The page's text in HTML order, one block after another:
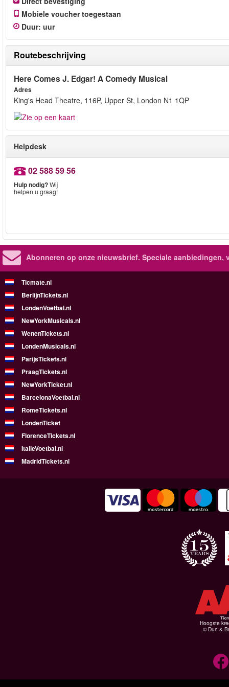
Mobiele voucher toegestaan
Duur: uur
Routebeschrijving
Here Comes J. Edgar! A Comedy Musical
Adres
King's Head Theatre, 116P, Upper St, London N1 1QP
Helpdesk
02 588 59 56
Hulp nodig?Wij
helpen u graag!
Abonneren op onze nieuwsbrief. Speciale aanbiedingen,
Ticmate.nl
BerlijnTickets.nl
LondenVoetbal.nl
NewYorkMusicals.nl
WenenTickets.nl
LondenMusicals.nl
ParijsTickets.nl
PraagTickets.nl
NewYorkTicket.nl
BarcelonaVoetbal.nl
RomeTickets.nl
LondenTicket
FlorenceTickets.nl
ItalieVoetbal.nl
MadridTickets.nl
Hoogste
© Dun &